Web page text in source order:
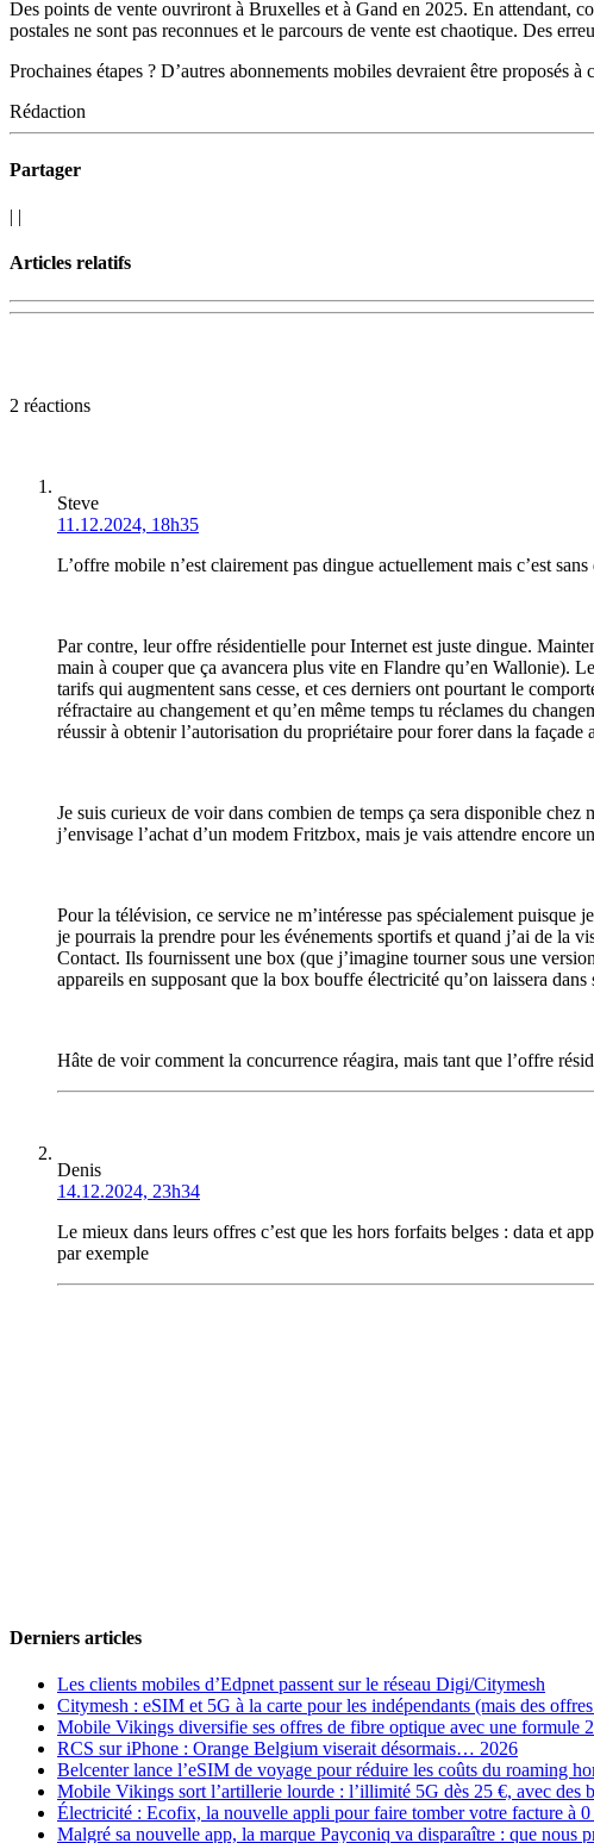
Des points de vente ouvriront à Bruxelles et à Gand en 2025. En attendant,
postales ne sont pas reconnues et le parcours de vente est chaotique. Des
Prochaines étapes ? D’autres abonnements mobiles devraient être
Rédaction
Partager
| |
Articles relatifs
2 réactions
Steve
11.12.2024, 18h35
L’offre mobile n’est clairement pas dingue actuellement mais c’est
Par contre, leur offre résidentielle pour Internet est juste dingue.
main à couper que ça avancera plus vite en Flandre qu’en Wallonie).
tarifs qui augmentent sans cesse, et ces derniers ont pourtant le
réfractaire au changement et qu’en même temps tu réclames du
réussir à obtenir l’autorisation du propriétaire pour forer dans la façade
Je suis curieux de voir dans combien de temps ça sera disponible
j’envisage l’achat d’un modem Fritzbox, mais je vais attendre encore
Pour la télévision, ce service ne m’intéresse pas spécialement
je pourrais la prendre pour les événements sportifs et quand j’ai de la
Contact. Ils fournissent une box (que j’imagine tourner sous une
appareils en supposant que la box bouffe électricité qu’on laissera
Hâte de voir comment la concurrence réagira, mais tant que l’offre
Denis
14.12.2024, 23h34
Le mieux dans leurs offres c’est que les hors forfaits belges : data et
par exemple
Derniers articles
Les clients mobiles d’Edpnet passent sur le réseau Digi/Citymesh
Citymesh : eSIM et 5G à la carte pour les indépendants (mais des
Mobile Vikings diversifie ses offres de fibre optique avec une formule
RCS sur iPhone : Orange Belgium viserait désormais… 2026
Belcenter lance l’eSIM de voyage pour réduire les coûts du roaming
Mobile Vikings sort l’artillerie lourde : l’illimité 5G dès 25 €, avec des
Électricité : Ecofix, la nouvelle appli pour faire tomber votre facture à
Malgré sa nouvelle app, la marque Payconiq va disparaître : que nous